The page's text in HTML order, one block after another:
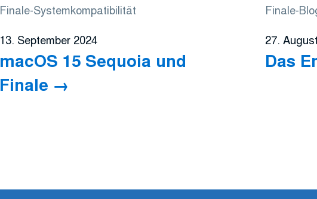
Finale-Systemkompatibilität
13. September 2024
macOS 15 Sequoia und
Finale
Finale-
27.
Das